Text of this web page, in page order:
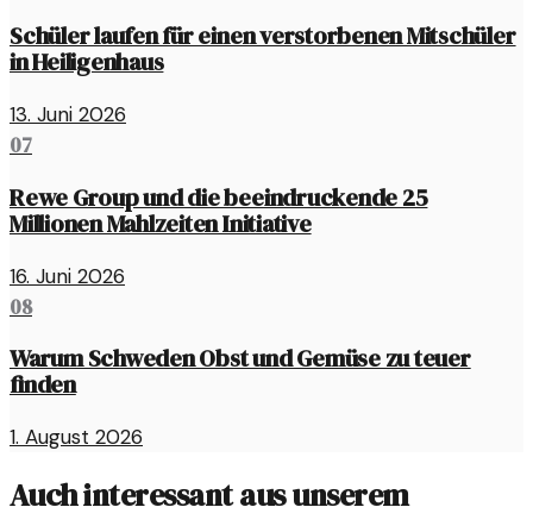
Schüler laufen für einen verstorbenen Mitschüler
in Heiligenhaus
13. Juni 2026
07
Rewe Group und die beeindruckende 25
Millionen Mahlzeiten Initiative
16. Juni 2026
08
Warum Schweden Obst und Gemüse zu teuer
finden
1. August 2026
Auch interessant aus unserem